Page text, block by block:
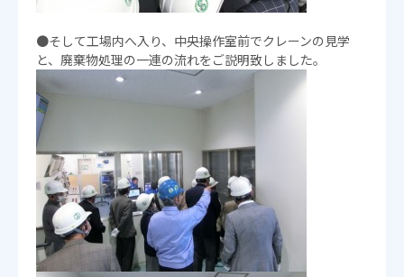
●そして工場内へ入り、中央操作室前でクレーンの見学
と、廃棄物処理の一連の流れをご説明致しました。